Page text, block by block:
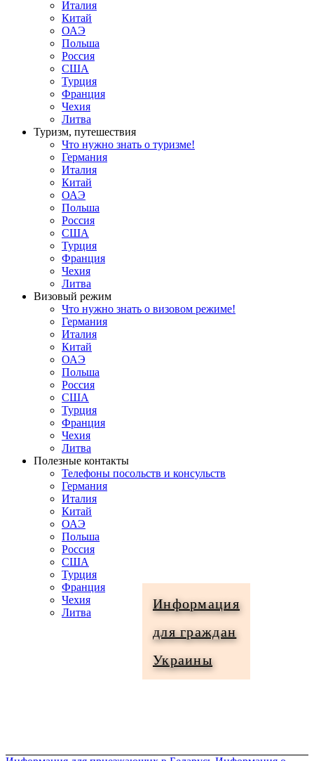
Италия
Китай
ОАЭ
Польша
Россия
США
Турция
Франция
Чехия
Литва
Туризм, путешествия
Что нужно знать о туризме!
Германия
Италия
Китай
ОАЭ
Польша
Россия
США
Турция
Франция
Чехия
Литва
Визовый режим
Что нужно знать о визовом режиме!
Германия
Италия
Китай
ОАЭ
Польша
Россия
США
Турция
Франция
Чехия
Литва
Полезные контакты
Телефоны посольств и консульств
Германия
Италия
Китай
ОАЭ
Польша
Россия
США
Турция
Франция
Чехия
Литва
Информация
для граждан
Украины